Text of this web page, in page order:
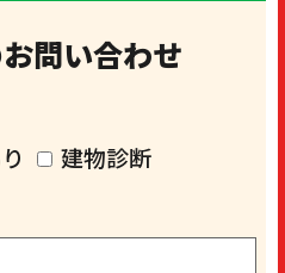
問い合わせ
建物診断